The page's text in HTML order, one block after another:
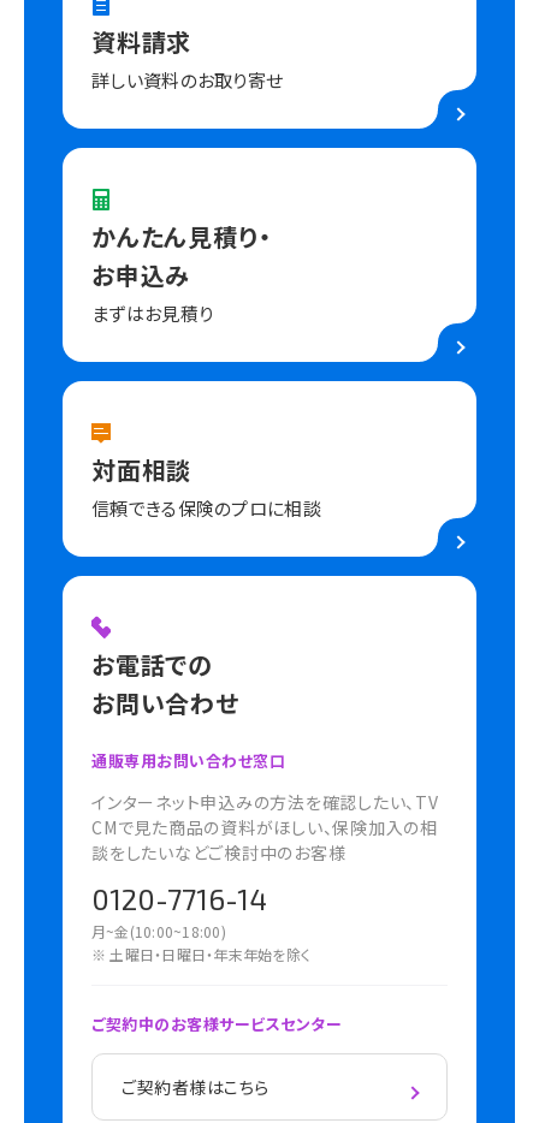
資料請求
詳しい資料のお取り寄せ
かんたん見積り・
お申込み
まずはお見積り
対面相談
信頼できる保険のプロに相談
お電話での
お問い合わせ
通販専用お問い合わせ窓口
インターネット申込みの方法を確認したい、TV
CMで見た商品の資料がほしい、保険加入の相
談をしたいなどご検討中のお客様
0120-7716-14
月~金(10:00~18:00)
※ 土曜日・日曜日・年末年始を除く
ご契約中のお客様サービスセンター
ご契約者様はこちら